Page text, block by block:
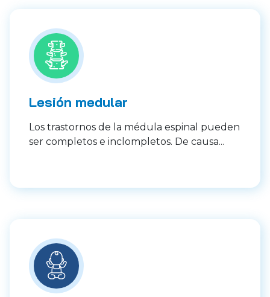
Lesión medular
Los trastornos de la médula espinal pueden
ser completos e inclompletos. De causa...